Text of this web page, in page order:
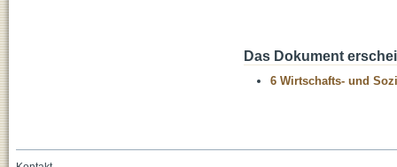
Das Dokument
6 Wirtschafts- und